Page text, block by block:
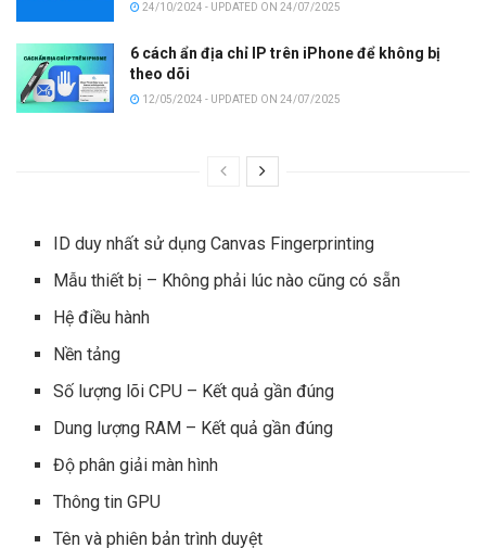
24/10/2024 - UPDATED ON 24/07/2025
6 cách ẩn địa chỉ IP trên iPhone để không bị
theo dõi
12/05/2024 - UPDATED ON 24/07/2025
ID duy nhất sử dụng Canvas Fingerprinting
Mẫu thiết bị – Không phải lúc nào cũng có sẵn
Hệ điều hành
Nền tảng
Số lượng lõi CPU – Kết quả gần đúng
Dung lượng RAM – Kết quả gần đúng
Độ phân giải màn hình
Thông tin GPU
Tên và phiên bản trình duyệt